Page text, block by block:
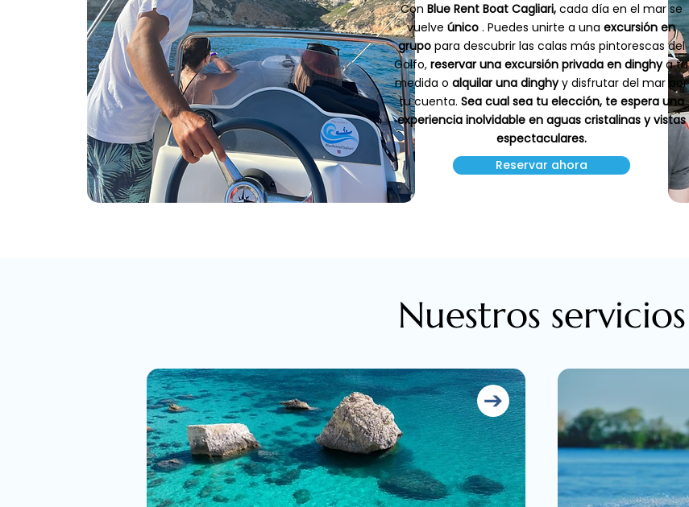
Con Blue Rent Boat Cagliari,cada día en el mar se
vuelve único . Puedes unirte a una excursión en
grupopara descubrir las calas más pintorescas del
Golfo, reservar una excursión privada en dinghya tu
medida o alquilar una dinghyy disfrutar del mar por
tu cuenta. Sea cual sea tu elección, te espera una
experiencia inolvidable en aguas cristalinas y vistas
espectaculares.
Reservar ahora
Nuestros servicios